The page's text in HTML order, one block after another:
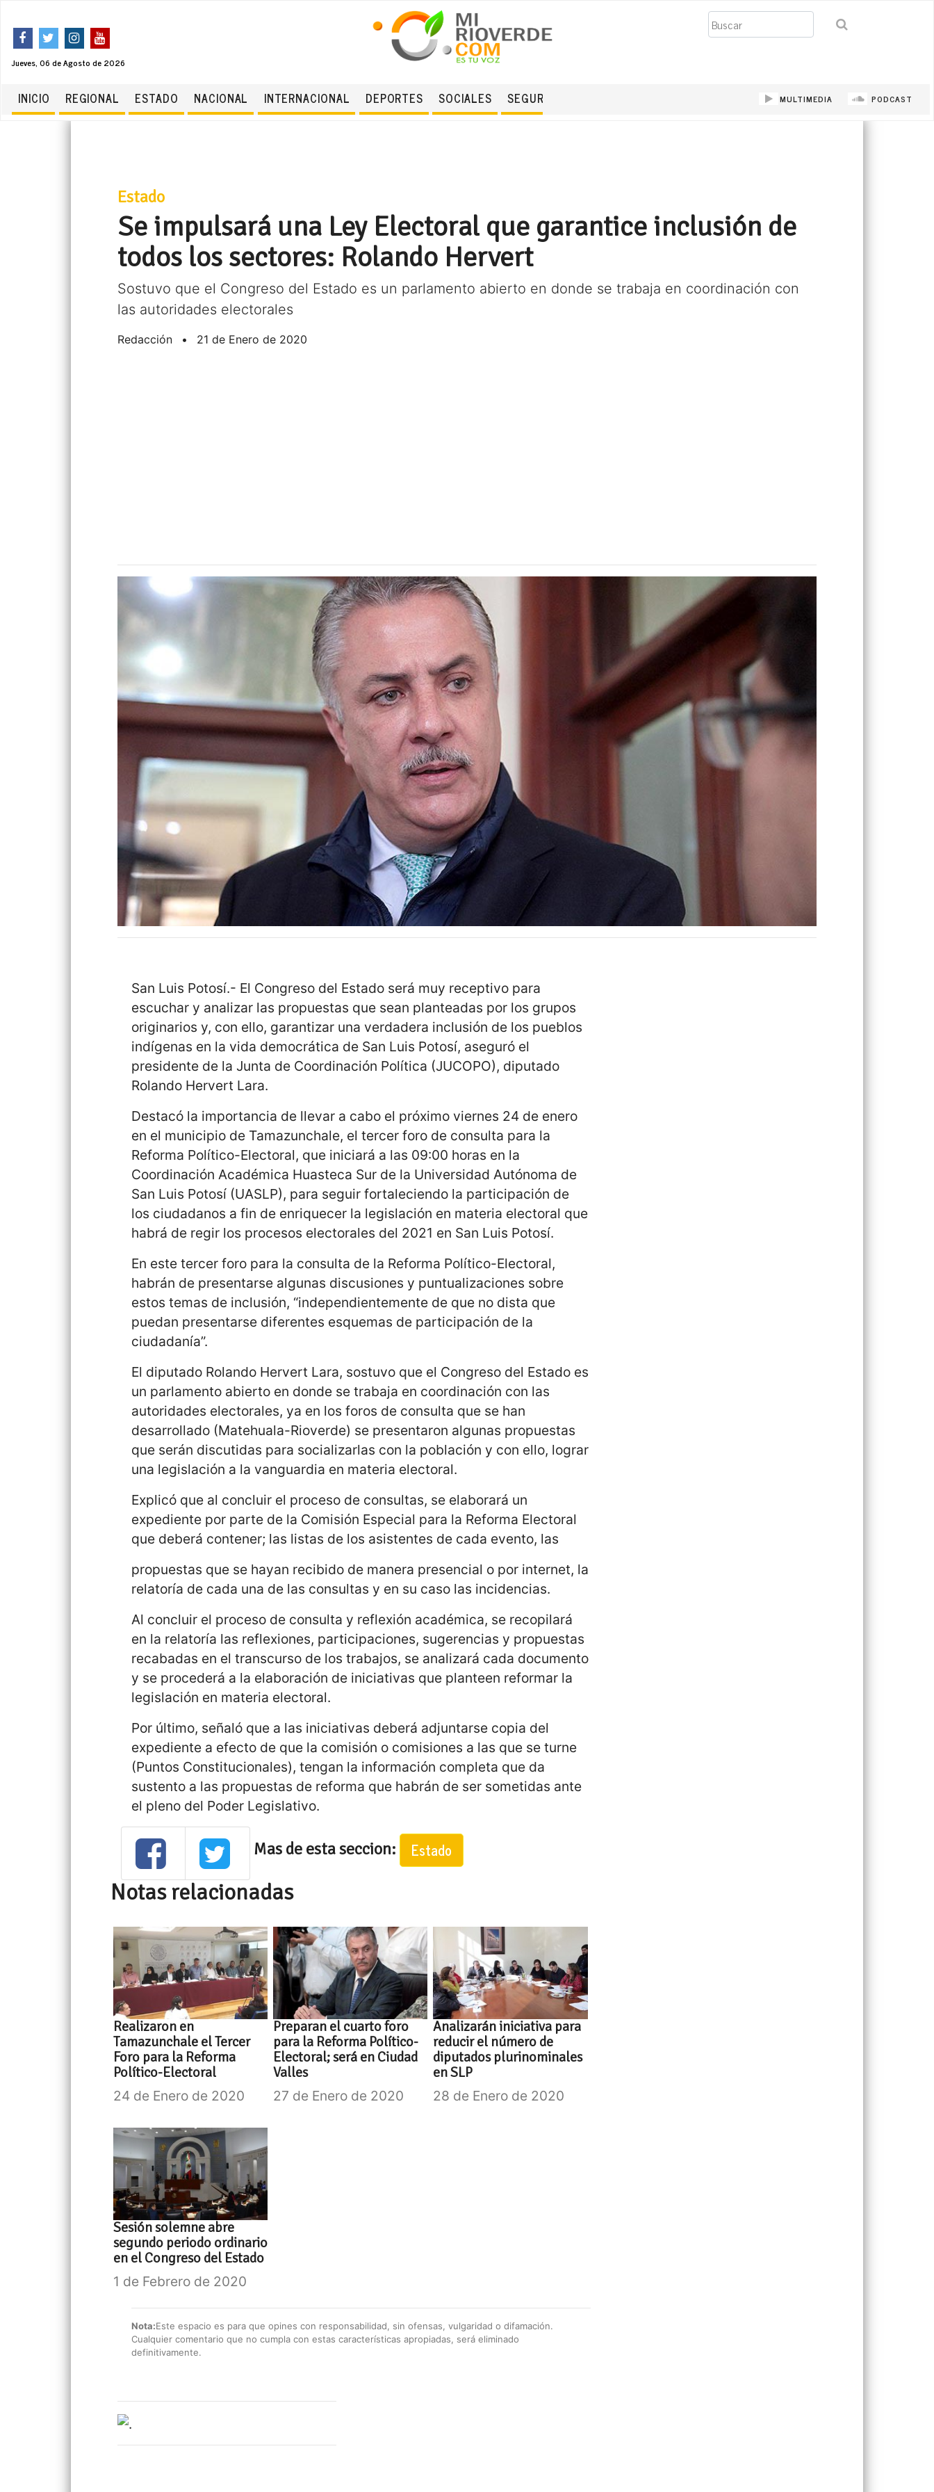
Jueves, 06 de Agosto de 2026
Buscar
INICIO REGIONAL ESTADO NACIONAL INTERNACIONAL DEPORTES SOCIALES SEGURIDAD MULTIMEDIA PODCAST
Estado
Se impulsará una Ley Electoral que garantice inclusión de
todos los sectores: Rolando Hervert
Sostuvo que el Congreso del Estado es un parlamento abierto en donde se trabaja en coordinación con
las autoridades electorales
Redacción • 21 de Enero de 2020
San Luis Potosí.- El Congreso del Estado será muy receptivo para
escuchar y analizar las propuestas que sean planteadas por los grupos
originarios y, con ello, garantizar una verdadera inclusión de los pueblos
indígenas en la vida democrática de San Luis Potosí, aseguró el
presidente de la Junta de Coordinación Política (JUCOPO), diputado
Rolando Hervert Lara.
Destacó la importancia de llevar a cabo el próximo viernes 24 de enero
en el municipio de Tamazunchale, el tercer foro de consulta para la
Reforma Político-Electoral, que iniciará a las 09:00 horas en la
Coordinación Académica Huasteca Sur de la Universidad Autónoma de
San Luis Potosí (UASLP), para seguir fortaleciendo la participación de
los ciudadanos a fin de enriquecer la legislación en materia electoral que
habrá de regir los procesos electorales del 2021 en San Luis Potosí.
En este tercer foro para la consulta de la Reforma Político-Electoral,
habrán de presentarse algunas discusiones y puntualizaciones sobre
estos temas de inclusión, “independientemente de que no dista que
puedan presentarse diferentes esquemas de participación de la
ciudadanía”.
El diputado Rolando Hervert Lara, sostuvo que el Congreso del Estado es
un parlamento abierto en donde se trabaja en coordinación con las
autoridades electorales, ya en los foros de consulta que se han
desarrollado (Matehuala-Rioverde) se presentaron algunas propuestas
que serán discutidas para socializarlas con la población y con ello, lograr
una legislación a la vanguardia en materia electoral.
Explicó que al concluir el proceso de consultas, se elaborará un
expediente por parte de la Comisión Especial para la Reforma Electoral
que deberá contener; las listas de los asistentes de cada evento, las
propuestas que se hayan recibido de manera presencial o por internet, la
relatoría de cada una de las consultas y en su caso las incidencias.
Al concluir el proceso de consulta y reflexión académica, se recopilará
en la relatoría las reflexiones, participaciones, sugerencias y propuestas
recabadas en el transcurso de los trabajos, se analizará cada documento
y se procederá a la elaboración de iniciativas que planteen reformar la
legislación en materia electoral.
Por último, señaló que a las iniciativas deberá adjuntarse copia del
expediente a efecto de que la comisión o comisiones a las que se turne
(Puntos Constitucionales), tengan la información completa que da
sustento a las propuestas de reforma que habrán de ser sometidas ante
el pleno del Poder Legislativo.
Mas de esta seccion: Estado
Notas relacionadas
Realizaron en
Tamazunchale el Tercer
Foro para la Reforma
Político-Electoral
24 de Enero de 2020
Preparan el cuarto foro
para la Reforma Político-
Electoral; será en Ciudad
Valles
27 de Enero de 2020
Analizarán iniciativa para
reducir el número de
diputados plurinominales
en SLP
28 de Enero de 2020
Sesión solemne abre
segundo periodo ordinario
en el Congreso del Estado
1 de Febrero de 2020
Nota:Este espacio es para que opines con responsabilidad, sin ofensas, vulgaridad o difamación.
Cualquier comentario que no cumpla con estas características apropiadas, será eliminado
definitivamente.